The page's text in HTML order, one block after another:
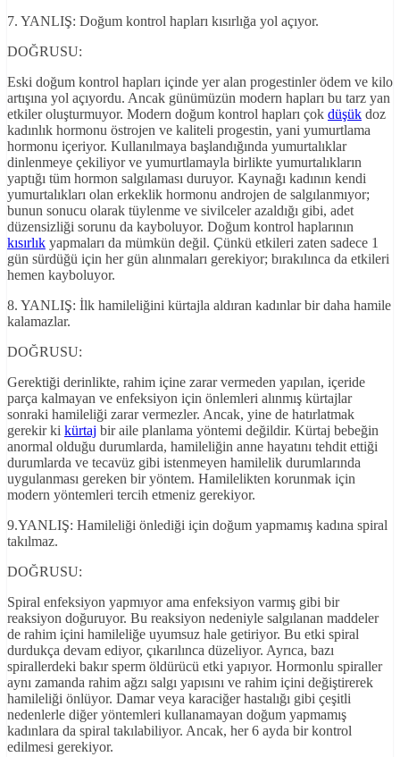
7. YANLIŞ: Doğum kontrol hapları kısırlığa yol açıyor.
DOĞRUSU:
Eski doğum kontrol hapları içinde yer alan progestinler ödem ve kilo
artışına yol açıyordu. Ancak günümüzün modern hapları bu tarz yan
etkiler oluşturmuyor. Modern doğum kontrol hapları çok düşük doz
kadınlık hormonu östrojen ve kaliteli progestin, yani yumurtlama
hormonu içeriyor. Kullanılmaya başlandığında yumurtalıklar
dinlenmeye çekiliyor ve yumurtlamayla birlikte yumurtalıkların
yaptığı tüm hormon salgılaması duruyor. Kaynağı kadının kendi
yumurtalıkları olan erkeklik hormonu androjen de salgılanmıyor;
bunun sonucu olarak tüylenme ve sivilceler azaldığı gibi, adet
düzensizliği sorunu da kayboluyor. Doğum kontrol haplarının
kısırlık yapmaları da mümkün değil. Çünkü etkileri zaten sadece 1
gün sürdüğü için her gün alınmaları gerekiyor; bırakılınca da etkileri
hemen kayboluyor.
8. YANLIŞ: İlk hamileliğini kürtajla aldıran kadınlar bir daha hamile
kalamazlar.
DOĞRUSU:
Gerektiği derinlikte, rahim içine zarar vermeden yapılan, içeride
parça kalmayan ve enfeksiyon için önlemleri alınmış kürtajlar
sonraki hamileliği zarar vermezler. Ancak, yine de hatırlatmak
gerekir ki kürtaj bir aile planlama yöntemi değildir. Kürtaj bebeğin
anormal olduğu durumlarda, hamileliğin anne hayatını tehdit ettiği
durumlarda ve tecavüz gibi istenmeyen hamilelik durumlarında
uygulanması gereken bir yöntem. Hamilelikten korunmak için
modern yöntemleri tercih etmeniz gerekiyor.
9.YANLIŞ: Hamileliği önlediği için doğum yapmamış kadına spiral
takılmaz.
DOĞRUSU:
Spiral enfeksiyon yapmıyor ama enfeksiyon varmış gibi bir
reaksiyon doğuruyor. Bu reaksiyon nedeniyle salgılanan maddeler
de rahim içini hamileliğe uyumsuz hale getiriyor. Bu etki spiral
durdukça devam ediyor, çıkarılınca düzeliyor. Ayrıca, bazı
spirallerdeki bakır sperm öldürücü etki yapıyor. Hormonlu spiraller
aynı zamanda rahim ağzı salgı yapısını ve rahim içini değiştirerek
hamileliği önlüyor. Damar veya karaciğer hastalığı gibi çeşitli
nedenlerle diğer yöntemleri kullanamayan doğum yapmamış
kadınlara da spiral takılabiliyor. Ancak, her 6 ayda bir kontrol
edilmesi gerekiyor.